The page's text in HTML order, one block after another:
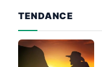
TENDANCE